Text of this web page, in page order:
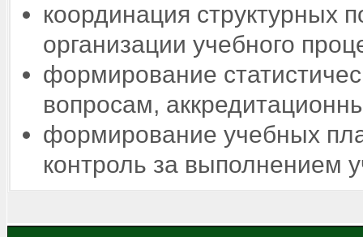
координация структурных
организации учебного
формирование
вопросам,
формирование учебных
контроль за выполнением